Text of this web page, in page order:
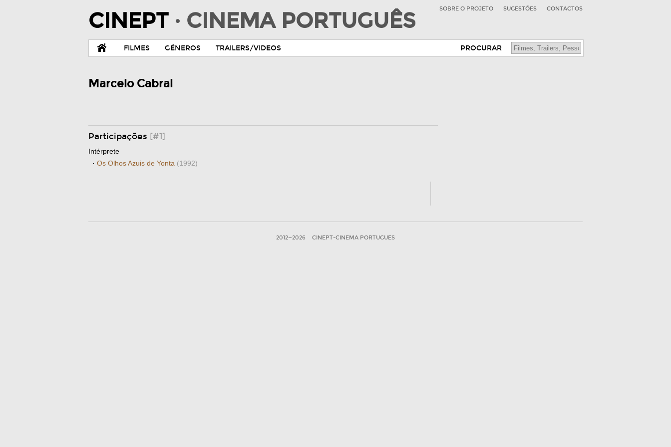
CINEPT · CINEMA PORTUGUÊS SOBRE O PROJETO SUGESTÕES CONTACTOS
FILMES GÉNEROS TRAILERS/VIDEOS PROCURAR
Marcelo Cabral
Participações [#1]
Intérprete
· Os Olhos Azuis de Yonta (1992)
2012—2026 CINEPT-CINEMA PORTUGUES